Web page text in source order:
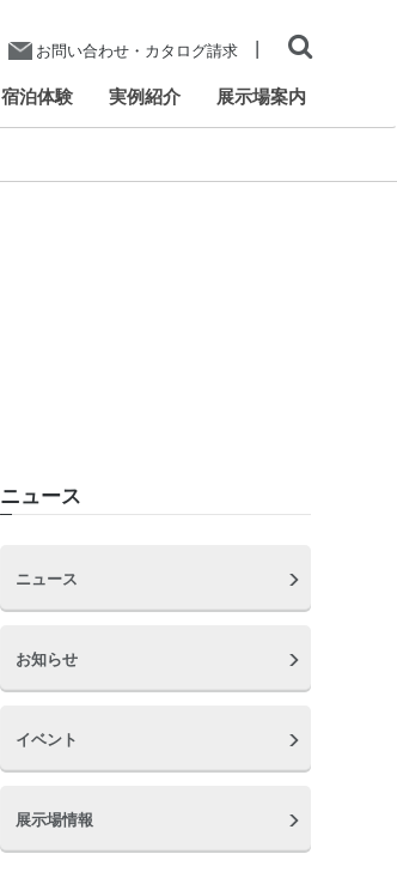
お問い合わせ・カタログ請求
宿泊体験 実例紹介 展示場案内
ニュース
ニュース
お知らせ
イベント
展示場情報